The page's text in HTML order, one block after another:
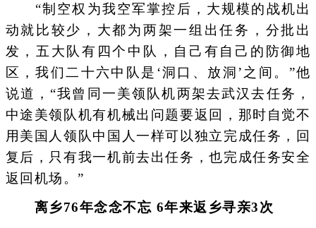
“制空权为我空军掌控后，大规模的战机出
动就比较少，大都为两架一组出任务，分批出
发，五大队有四个中队，自己有自己的防御地
区，我们二十六中队是‘洞口、放洞’之间。”他
说道，“我曾同一美领队机两架去武汉去任务，
中途美领队机有机械出问题要返回，那时自觉不
用美国人领队中国人一样可以独立完成任务，回
复后，只有我一机前去出任务，也完成任务安全
返回机场。”
离乡76年念念不忘 6年来返乡寻亲3次